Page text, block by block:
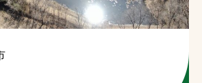
さや操作にお困りの方へ